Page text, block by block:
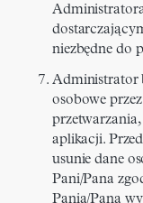
niezbędne do
Administrator
osobowe
aplikacji.
usunie dane
Pani/Pana
Panią/Pana